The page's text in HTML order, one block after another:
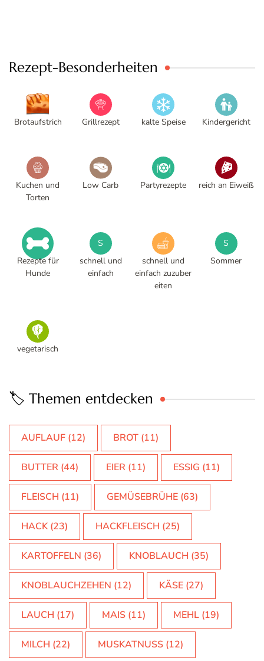
Rezept-Besonderheiten
Brotaufstrich Grillrezept kalte Speise Kindergericht
Kuchen und
Torten
Low Carb Partyrezepte reich an Eiweiß
Rezepte für
Hunde
S
schnell und
einfach
schnell und
einfach zuzuber
eiten
S
Sommer
vegetarisch
🏷️ Themen entdecken
AUFLAUF (12) BROT (11)
BUTTER (44) EIER (11) ESSIG (11)
FLEISCH (11) GEMÜSEBRÜHE (63)
HACK(23) HACKFLEISCH (25)
KARTOFFELN (36) KNOBLAUCH (35)
KNOBLAUCHZEHEN (12) KÄSE (27)
LAUCH (17) MAIS (11) MEHL (19)
MILCH (22) MUSKATNUSS (12)